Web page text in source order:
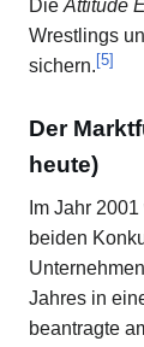
Die Attitude
Wrestlings
sichern.[5]
Der
heute)
Im Jahr
beiden
Jahres in
beantragte